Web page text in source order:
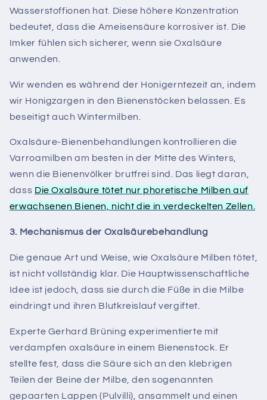
Wasserstoffionen hat. Diese höhere Konzentration
bedeutet, dass die Ameisensäure korrosiver ist. Die
Imker fühlen sich sicherer, wenn sie Oxalsäure
anwenden.
Wir wenden es während der Honigerntezeit an, indem
wir Honigzargen in den Bienenstöcken belassen. Es
beseitigt auch Wintermilben.
Oxalsäure-Bienenbehandlungen kontrollieren die
Varroamilben am besten in der Mitte des Winters,
wenn die Bienenvölker brutfrei sind. Das liegt daran,
dass Die Oxalsäure tötet nur phoretische Milben auf
erwachsenen Bienen, nicht die in verdeckelten Zellen.
3. Mechanismus der Oxalsäurebehandlung
Die genaue Art und Weise, wie Oxalsäure Milben tötet,
ist nicht vollständig klar. Die Hauptwissenschaftliche
Idee ist jedoch, dass sie durch die Füße in die Milbe
eindringt und ihren Blutkreislauf vergiftet.
Experte Gerhard Brüning experimentierte mit
verdampfen oxalsäure in einem Bienenstock. Er
stellte fest, dass die Säure sich an den klebrigen
Teilen der Beine der Milbe, den sogenannten
gepaarten Lappen (Pulvilli), ansammelt und einen